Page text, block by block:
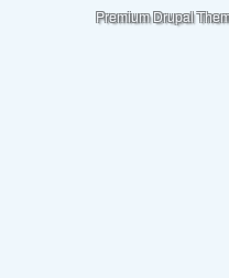
Premium Drupal